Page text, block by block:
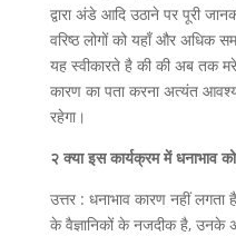
द्वारा अंडे आदि उठाने पर पूरी
वरिष्ठ लोगों को यहाँ और अधिक
यह स्वीकारते है की की अब तक
कारण का पता करना अत्यंत
रहेगा।
२ क्या इस कार्यक्रम में धनाभाव
उत्तर : धनाभाव कारण नहीं लगता
के वैज्ञानिकों के नजदीक है, उनके